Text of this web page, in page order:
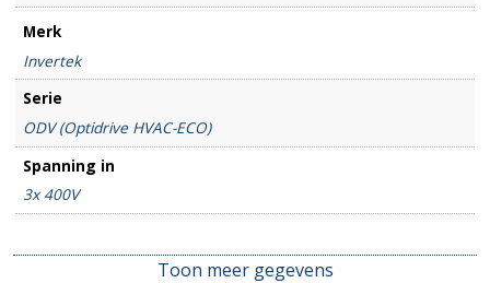
Merk
Invertek
Serie
ODV (Optidrive HVAC-ECO)
Spanning in
3x 400V
3x 400V
Toon meer gegevens